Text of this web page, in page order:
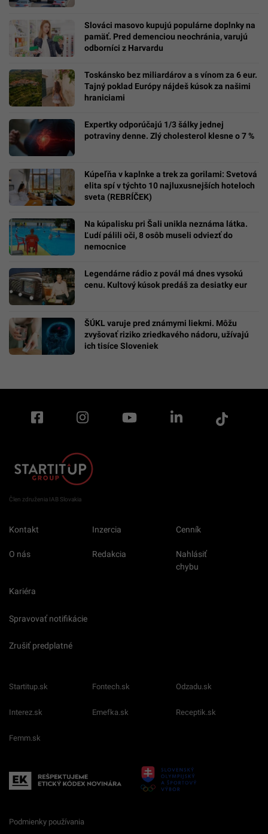
Slováci masovo kupujú populárne doplnky na
pamäť. Pred demenciou neochránia, varujú
odborníci z Harvardu
Toskánsko bez miliardárov a s vínom za 6 eur.
Tajný poklad Európy nájdeš kúsok za našimi
hraniciami
Expertky odporúčajú 1/3 šálky jednej
potraviny denne. Zlý cholesterol klesne o 7 %
Kúpeľňa v kaplnke a trek za gorilami: Svetová
elita spí v týchto 10 najluxusnejších hoteloch
sveta (REBRÍČEK)
Na kúpalisku pri Šali unikla neznáma látka.
Ľudí pálili oči, 8 osôb museli odviezť do
nemocnice
Legendárne rádio z povál má dnes vysokú
cenu. Kultový kúsok predáš za desiatky eur
ŠÚKL varuje pred známymi liekmi. Môžu
zvyšovať riziko zriedkavého nádoru, užívajú
ich tisíce Sloveniek
Člen združenia IAB Slovakia
Kontakt Inzercia Cenník
O nás Redakcia
Nahlásiť
chybu
Kariéra
Spravovať notifikácie
Zrušiť predplatné
Startitup.sk Fontech.sk Odzadu.sk
Interez.sk Emefka.sk Receptik.sk
Femm.sk
Podmienky používania